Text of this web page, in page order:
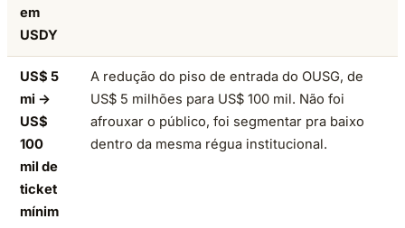
em
USDY
US$ 5
mi →
US$
100
mil de
ticket
mínim
A redução do piso de entrada do OUSG, de
US$ 5 milhões para US$ 100 mil. Não foi
afrouxar o público, foi segmentar pra baixo
dentro da mesma régua institucional.